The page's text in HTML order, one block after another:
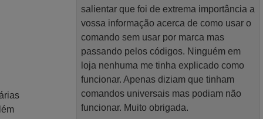
salientar que foi de extrema importância a
vossa informação acerca de como usar o
comando sem usar por marca mas
passando pelos códigos. Ninguém em
loja nenhuma me tinha explicado como
funcionar. Apenas diziam que tinham
comandos universais mas podiam não
funcionar. Muito obrigada.